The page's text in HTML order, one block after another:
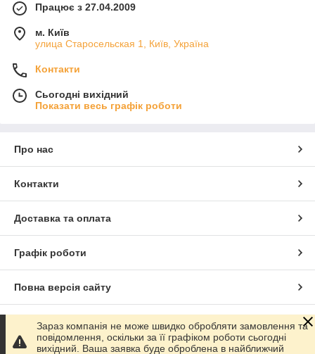
Працює з 27.04.2009
м. Київ
улица Старосельская 1, Київ, Україна
Контакти
Сьогодні вихідний
Показати весь графік роботи
Про нас
Контакти
Доставка та оплата
Графік роботи
Повна версія сайту
Сайт створено на маркетплейсі Prom.ua
Зараз компанія не може швидко обробляти замовлення та
повідомлення, оскільки за її графіком роботи сьогодні
вихідний. Ваша заявка буде оброблена в найближчий